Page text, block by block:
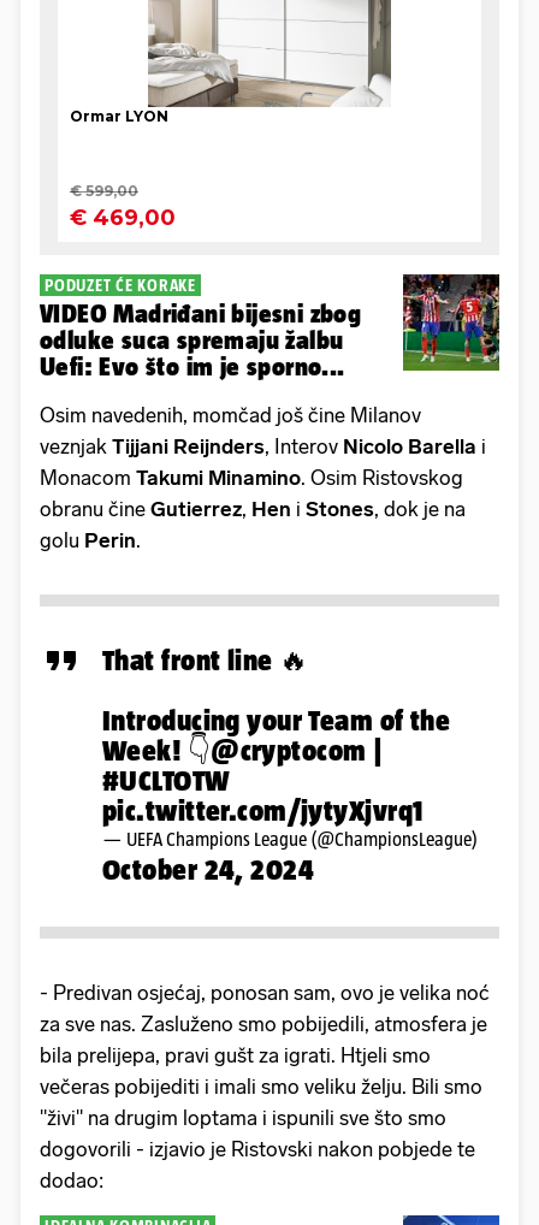
PODUZET ĆE KORAKE
VIDEO Madriđani bijesni zbog
odluke suca spremaju žalbu
Uefi: Evo što im je sporno...
Osim navedenih, momčad još čine Milanov
veznjak Tijjani Reijnders, Interov Nicolo Barella i
Monacom Takumi Minamino. Osim Ristovskog
obranu čine Gutierrez, Hen i Stones, dok je na
golu Perin.
That front line 🔥
Introducing your Team of the
Week! 👇@cryptocom
#UCLTOTW
pic.twitter.com/jytyXjvrq1
— UEFA Champions League (@ChampionsLeague)
October 24, 2024
- Predivan osjećaj, ponosan sam, ovo je velika noć
za sve nas. Zasluženo smo pobijedili, atmosfera je
bila prelijepa, pravi gušt za igrati. Htjeli smo
večeras pobijediti i imali smo veliku želju. Bili smo
"živi" na drugim loptama i ispunili sve što smo
dogovorili - izjavio je Ristovski nakon pobjede te
dodao: